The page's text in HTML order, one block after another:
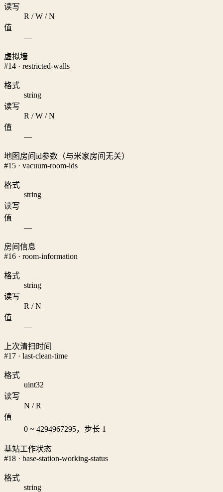
读写
R / W / N
值
—
虚拟墙
#14 · restricted-walls
格式
string
读写
R / W / N
值
—
地图房间id参数（与米家房间无关）
#15 · vacuum-room-ids
格式
string
读写
值
—
房间信息
#16 · room-information
格式
string
读写
R / N
值
—
上次清扫时间
#17 · last-clean-time
格式
uint32
读写
N / R
值
0 ~ 4294967295，步长 1
基站工作状态
#18 · base-station-working-status
格式
string